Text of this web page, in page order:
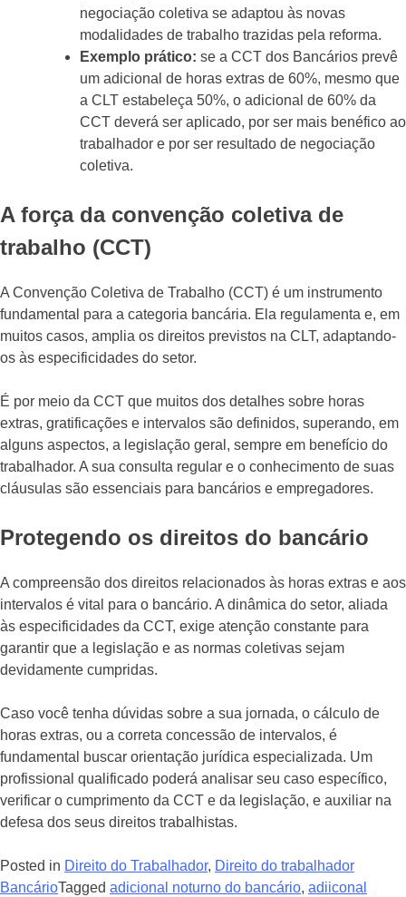
negociação coletiva se adaptou às novas
modalidades de trabalho trazidas pela reforma.
Exemplo prático: se a CCT dos Bancários prevê
um adicional de horas extras de 60%, mesmo que
a CLT estabeleça 50%, o adicional de 60% da
CCT deverá ser aplicado, por ser mais benéfico ao
trabalhador e por ser resultado de negociação
coletiva.
A força da convenção coletiva de
trabalho (CCT)
A Convenção Coletiva de Trabalho (CCT) é um instrumento
fundamental para a categoria bancária. Ela regulamenta e, em
muitos casos, amplia os direitos previstos na CLT, adaptando-
os às especificidades do setor.
É por meio da CCT que muitos dos detalhes sobre horas
extras, gratificações e intervalos são definidos, superando, em
alguns aspectos, a legislação geral, sempre em benefício do
trabalhador. A sua consulta regular e o conhecimento de suas
cláusulas são essenciais para bancários e empregadores.
Protegendo os direitos do bancário
A compreensão dos direitos relacionados às horas extras e aos
intervalos é vital para o bancário. A dinâmica do setor, aliada
às especificidades da CCT, exige atenção constante para
garantir que a legislação e as normas coletivas sejam
devidamente cumpridas.
Caso você tenha dúvidas sobre a sua jornada, o cálculo de
horas extras, ou a correta concessão de intervalos, é
fundamental buscar orientação jurídica especializada. Um
profissional qualificado poderá analisar seu caso específico,
verificar o cumprimento da CCT e da legislação, e auxiliar na
defesa dos seus direitos trabalhistas.
Posted in Direito do Trabalhador, Direito do trabalhador
BancárioTagged adicional noturno do bancário, adiiconal